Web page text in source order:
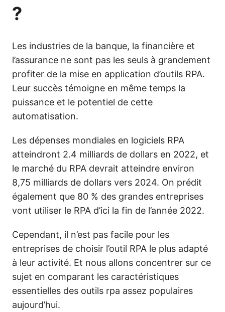
?
Les industries de la banque, la financière et
l’assurance ne sont pas les seuls à grandement
profiter de la mise en application d’outils RPA.
Leur succès témoigne en même temps la
puissance et le potentiel de cette
automatisation.
Les dépenses mondiales en logiciels RPA
atteindront 2.4 milliards de dollars en 2022, et
le marché du RPA devrait atteindre environ
8,75 milliards de dollars vers 2024. On prédit
également que 80 % des grandes entreprises
vont utiliser le RPA d’ici la fin de l’année 2022.
Cependant, il n’est pas facile pour les
entreprises de choisir l’outil RPA le plus adapté
à leur activité. Et nous allons concentrer sur ce
sujet en comparant les caractéristiques
essentielles des outils rpa assez populaires
aujourd’hui.